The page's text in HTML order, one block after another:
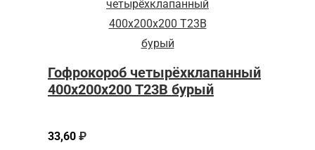
Гофрокороб четырёхклапанный
400х200х200 Т23В бурый
33,60 ₽